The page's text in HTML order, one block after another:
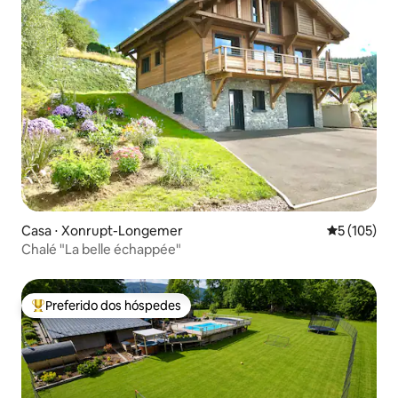
Casa ⋅ Xonrupt-Longemer 5 de uma
5 (105)
Chalé "La belle échappée"
Entre os melhores preferidos dos hóspedes
Preferido dos hóspedes